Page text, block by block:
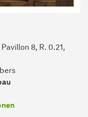
8, R. 0.21,